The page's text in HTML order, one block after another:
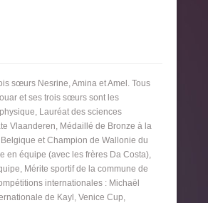
sœurs Nesrine, Amina et Amel. Tous
et ses trois sœurs sont les
Lauréat des sciences
Vlaanderen, Médaillé de Bronze à la
et Champion de Wallonie du
en équipe (avec les frères Da Costa),
Mérite sportif de la commune de
internationales : Michaël
de Kayl, Venice Cup,